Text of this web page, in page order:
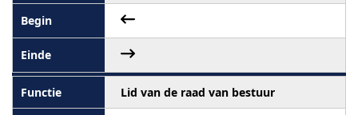
Lid van de raad van bestuur